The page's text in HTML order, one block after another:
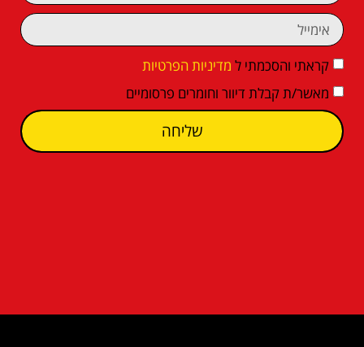
קראתי והסכמתי ל מדיניות הפרטיות
מאשר/ת קבלת דיוור וחומרים פרסומיים
שליחה